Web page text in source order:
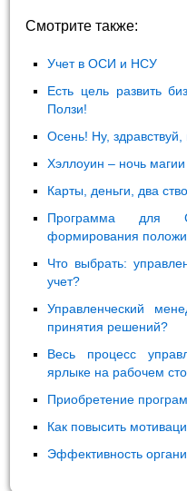
Смотрите также:
Учет в ОСИ и НСУ
Есть цель развить
Ползи!
Осень! Ну,
Хэллоуин – ночь
Карты, деньги, два
Программа для
формирования
Что выбрать:
учет?
Управленческий
принятия решений?
Весь процесс
ярлыке на рабочем
Приобретение
Как повысить
Эффективность